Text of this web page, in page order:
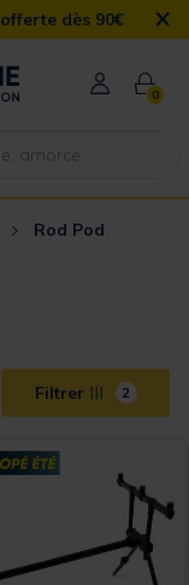
×
0
Rod Pod
Filtrer 2